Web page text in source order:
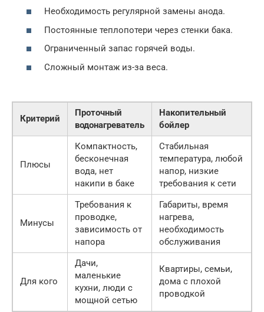
Необходимость регулярной замены анода.
Постоянные теплопотери через стенки бака.
Ограниченный запас горячей воды.
Сложный монтаж из-за веса.
Критерий
Проточный
водонагреватель
Накопительный
бойлер
Плюсы
Компактность,
бесконечная
вода, нет
накипи в баке
Стабильная
температура, любой
напор, низкие
требования к сети
Минусы
Требования к
проводке,
зависимость от
напора
Габариты, время
нагрева,
необходимость
обслуживания
Для кого
Дачи,
маленькие
кухни, люди с
мощной сетью
Квартиры, семьи,
дома с плохой
проводкой